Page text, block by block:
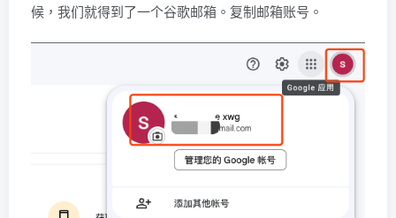
候，我们就得到了一个谷歌邮箱。复制邮箱账号。